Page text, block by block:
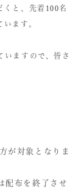
くと、先着100名
ます。
いますので、皆さ
が対象となりま
配布を終了させ